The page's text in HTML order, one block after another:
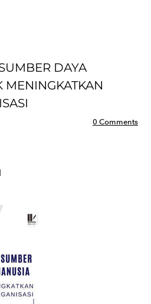
DAYA
MENINGKATKAN
0 Comments